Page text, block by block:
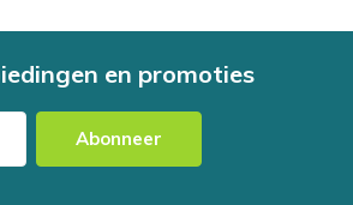
en promoties
Abonneer